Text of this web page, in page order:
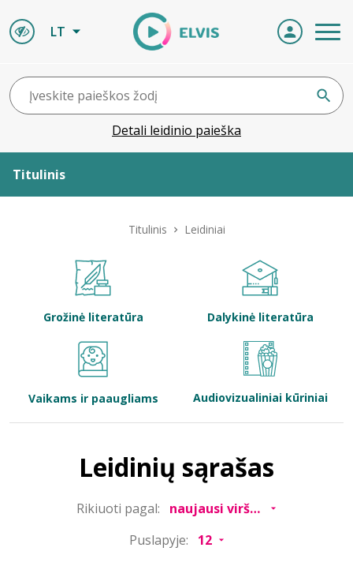
LT
Detali leidinio paieška
Titulinis
Bibliotekoms
Titulinis Leidiniai
Grožinė literatūra Dalykinė literatūra
Vaikams ir paaugliams Audiovizualiniai kūriniai
Leidinių sąrašas
Rikiuoti pagal:
Puslapyje: